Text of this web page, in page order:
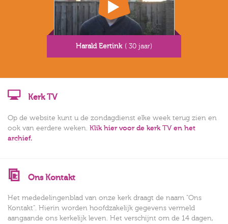
Harald Eertink ( 30 jaar)
Kerk TV
Op de website kunt u de zondagdienst elke week terug zien en
ook van eerdere weken. Klik hier voor de kerk TV en het
archief.
Ons Kontakt
Het mededelingenblad van onze kerk draagt de naam "Ons
Kontakt". Hierin worden hoofdzakelijk gegevens vermeld
aangaande ons kerkelijk leven. Het verschijnt om de 14 dagen,